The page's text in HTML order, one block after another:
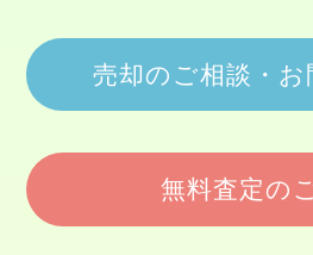
売却のご相談・お
無料査定の